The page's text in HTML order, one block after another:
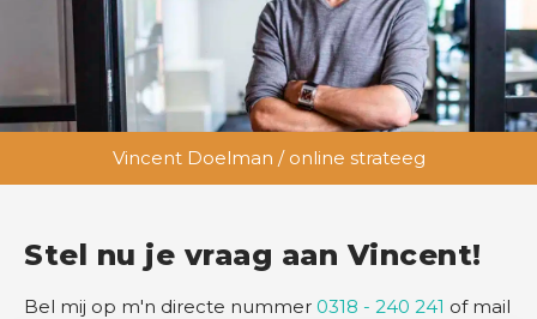
Vincent Doelman / online strateeg
Stel nu je vraag aan Vincent!
Bel mij op m'n directe nummer 0318 - 240 241 of mail